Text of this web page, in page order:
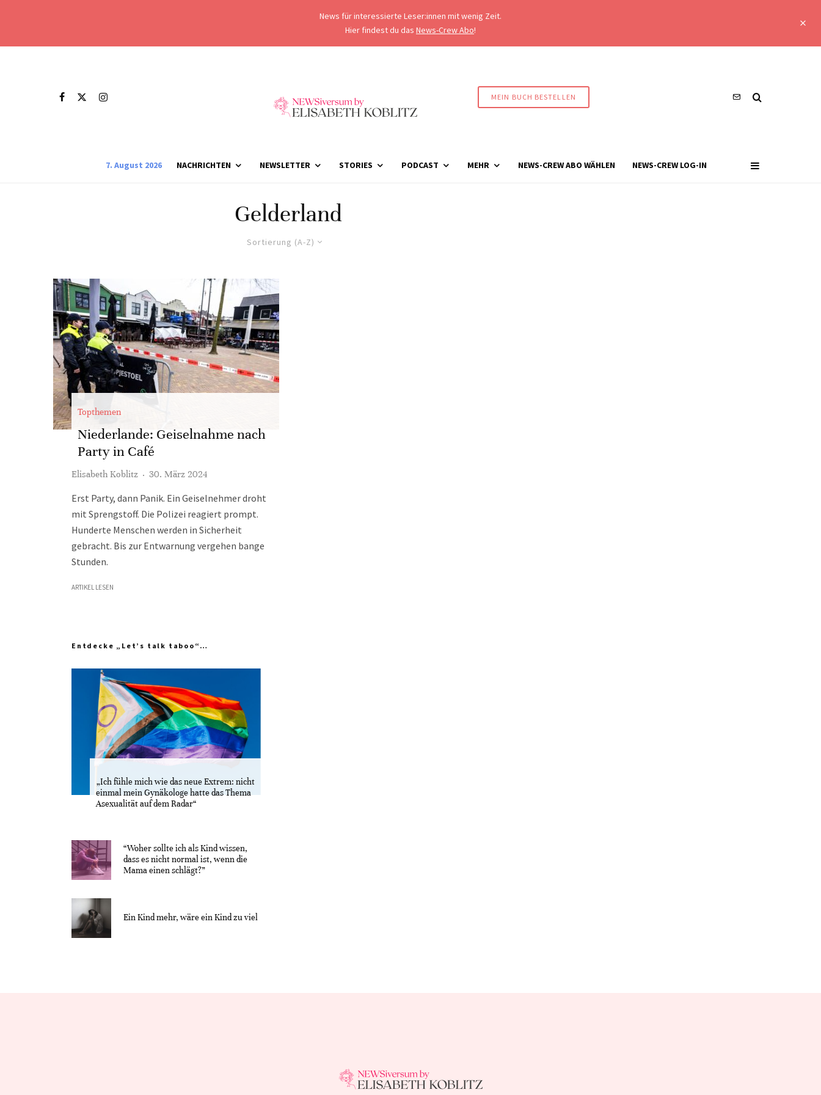
News für interessierte Leser:innen mit wenig Zeit.
Hier findest du das News-Crew Abo!
MEIN BUCH BESTELLEN
7. August 2026 NACHRICHTEN NEWSLETTER STORIES PODCAST MEHR NEWS-CREW ABO WÄHLEN NEWS-CREW LOG-IN
Gelderland
Sortierung (A-Z)
Topthemen
Niederlande: Geiselnahme nach
Party in Café
Elisabeth Koblitz · 30. März 2024
Erst Party, dann Panik. Ein Geiselnehmer droht
mit Sprengstoff. Die Polizei reagiert prompt.
Hunderte Menschen werden in Sicherheit
gebracht. Bis zur Entwarnung vergehen bange
Stunden.
ARTIKEL LESEN
Entdecke „Let’s talk taboo“…
„Ich fühle mich wie das neue Extrem: nicht
einmal mein Gynäkologe hatte das Thema
Asexualität auf dem Radar“
“Woher sollte ich als Kind wissen,
dass es nicht normal ist, wenn die
Mama einen schlägt?”
Ein Kind mehr, wäre ein Kind zu viel